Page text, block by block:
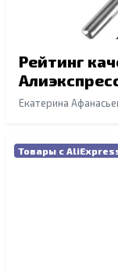
Рейтинг
Екатерина
Товары с